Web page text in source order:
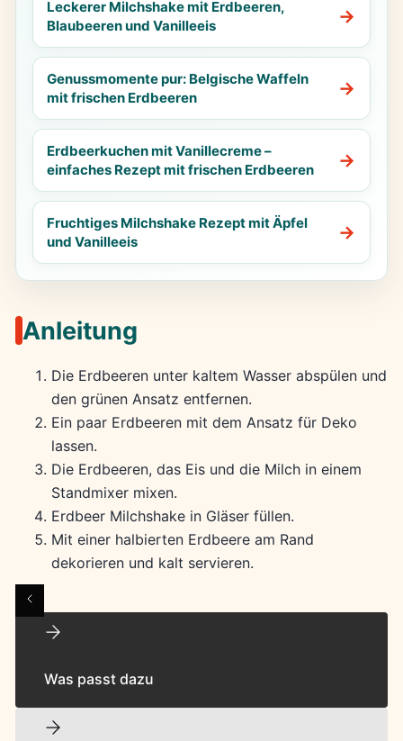
Leckerer Milchshake mit Erdbeeren,
Blaubeeren und Vanilleeis
Genussmomente pur: Belgische Waffeln
mit frischen Erdbeeren
Erdbeerkuchen mit Vanillecreme –
einfaches Rezept mit frischen Erdbeeren
Fruchtiges Milchshake Rezept mit Äpfel
und Vanilleeis
Anleitung
Die Erdbeeren unter kaltem Wasser abspülen und
den grünen Ansatz entfernen.
Ein paar Erdbeeren mit dem Ansatz für Deko
lassen.
Die Erdbeeren, das Eis und die Milch in einem
Standmixer mixen.
Erdbeer Milchshake in Gläser füllen.
Mit einer halbierten Erdbeere am Rand
dekorieren und kalt servieren.
Was passt dazu